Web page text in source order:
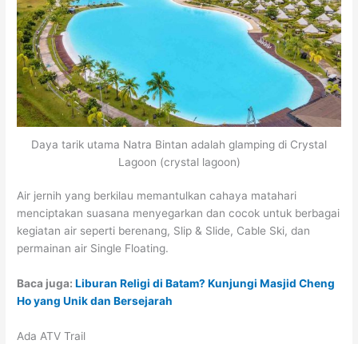
Daya tarik utama Natra Bintan adalah glamping di Crystal
Lagoon (crystal lagoon)
Air jernih yang berkilau memantulkan cahaya matahari
menciptakan suasana menyegarkan dan cocok untuk berbagai
kegiatan air seperti berenang, Slip & Slide, Cable Ski, dan
permainan air Single Floating.
Baca juga:Liburan Religi di Batam? Kunjungi Masjid Cheng
Ho yang Unik dan Bersejarah
Ada ATV Trail